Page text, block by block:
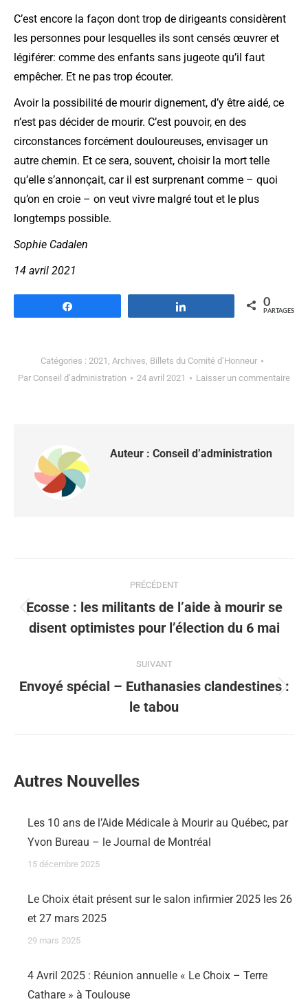
C’est encore la façon dont trop de dirigeants considèrent
les personnes pour lesquelles ils sont censés œuvrer et
légiférer: comme des enfants sans jugeote qu’il faut
empêcher. Et ne pas trop écouter.
Avoir la possibilité de mourir dignement, d’y être aidé, ce
n’est pas décider de mourir. C’est pouvoir, en des
circonstances forcément douloureuses, envisager un
autre chemin. Et ce sera, souvent, choisir la mort telle
qu’elle s’annonçait, car il est surprenant comme – quoi
qu’on en croie – on veut vivre malgré tout et le plus
longtemps possible.
Sophie Cadalen
14 avril 2021
0
PARTAGES
Catégories : 2021 , Archives, Billets du Comité d’Honneur
Par Conseil d’administration 24 avril 2021 Laisser un commentaire
Auteur : Conseil d’administration
PRÉCÉDENT
Ecosse : les militants de l’aide à mourir se
disent optimistes pour l’élection du 6 mai
SUIVANT
Envoyé spécial – Euthanasies clandestines :
le tabou
Autres Nouvelles
Les 10 ans de l’Aide Médicale à Mourir au Québec, par
Yvon Bureau – le Journal de Montréal
15 décembre 2025
Le Choix était présent sur le salon infirmier 2025 les 26
et 27 mars 2025
29 mars 2025
4 Avril 2025 : Réunion annuelle « Le Choix – Terre
Cathare » à Toulouse